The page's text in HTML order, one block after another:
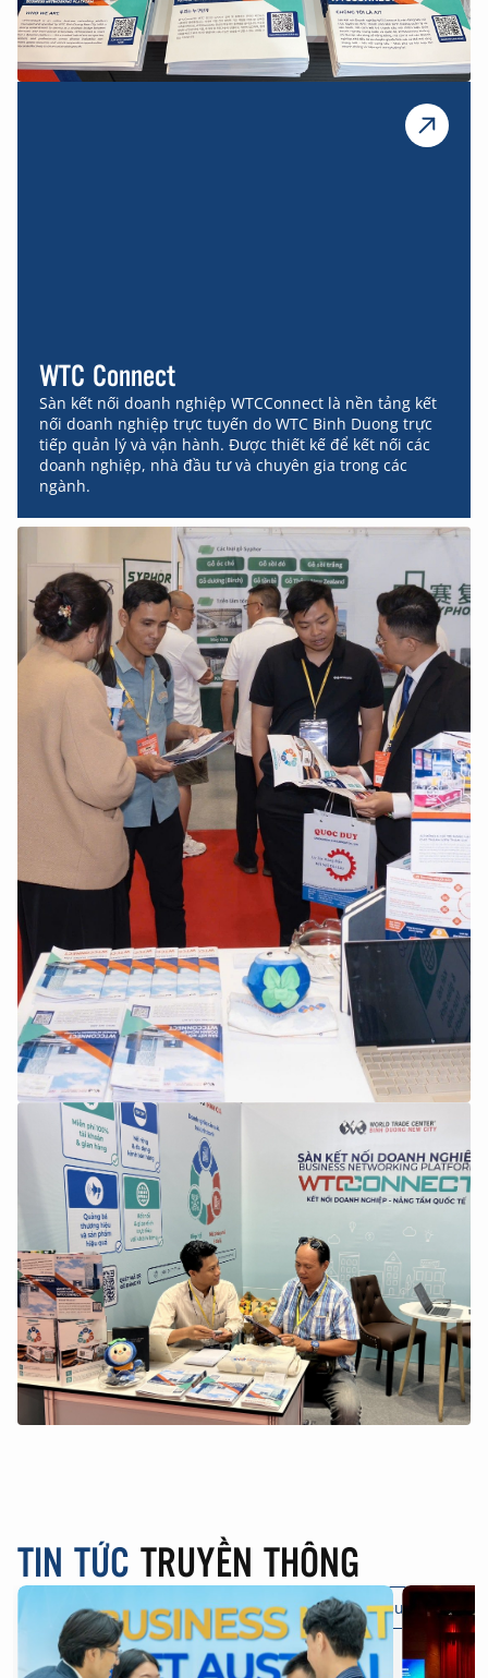
WTC Connect
Sàn kết nối doanh nghiệp WTCConnect là nền tảng kết
nối doanh nghiệp trực tuyến do WTC Binh Duong trực
tiếp quản lý và vận hành. Được thiết kế để kết nối các
doanh nghiệp, nhà đầu tư và chuyên gia trong các
ngành.
TIN TỨC TRUYỀN THÔNG
Tin tổng hợp Thương hiệu